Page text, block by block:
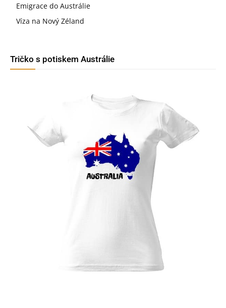
Emigrace do Austrálie
Víza na Nový Zéland
Tričko s potiskem Austrálie